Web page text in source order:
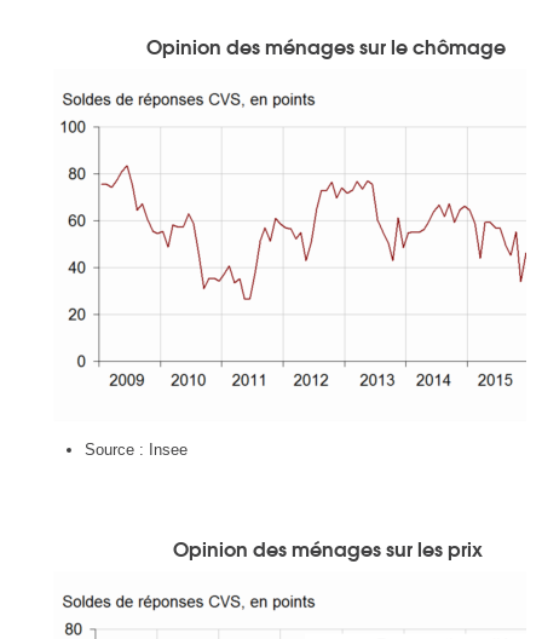
Opinion des ménages sur le chômage
Source : Insee
Opinion des ménages sur les prix